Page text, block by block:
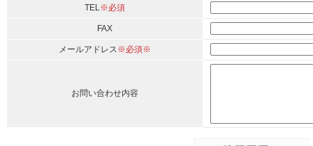
TEL※必須
FAX
メールアドレス※必須※
お問い合わせ内容